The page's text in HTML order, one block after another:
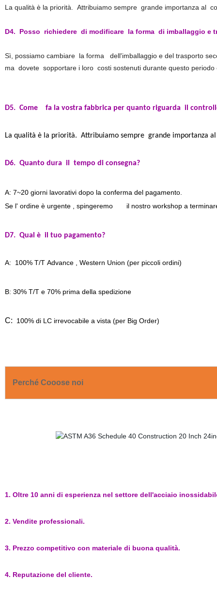
La qualità è la priorità. Attribuiamo sempre grande importanza al
D4. Posso richiedere di modificare la forma di imballaggio e
Sì, possiamo cambiare la forma dell'imballaggio e del trasporto
ma dovete sopportare i loro costi sostenuti durante questo periodo
D5. Come fa la vostra fabbrica per quanto riguarda il
La qualità è la priorità. Attribuiamo sempre grande importanza
D6. Quanto dura il tempo di consegna?
A: 7~20 giorni lavorativi dopo la conferma del pagamento.
Se l' ordine è urgente , spingeremo il nostro workshop a
D7. Qual è il tuo pagamento?
A: 100% T/T Advance , Western Union (per piccoli ordini)
B: 30% T/T e 70% prima della spedizione
C: 100% di LC irrevocabile a vista (per Big Order)
Perché Cooose noi
1. Oltre 10 anni di esperienza nel settore dell'acciaio
2. Vendite professionali.
3. Prezzo competitivo con materiale di buona qualità.
4. Reputazione del cliente.